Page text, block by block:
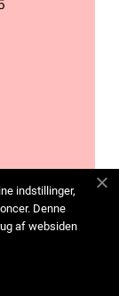
indstillinger,
Denne
af websiden